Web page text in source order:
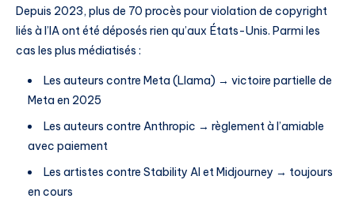
Depuis 2023, plus de 70 procès pour violation de copyright
liés à l’IA ont été déposés rien qu’aux États-Unis. Parmi les
cas les plus médiatisés :
Les auteurs contre Meta (Llama) → victoire partielle de
Meta en 2025
Les auteurs contre Anthropic → règlement à l’amiable
avec paiement
Les artistes contre Stability AI et Midjourney → toujours
en cours